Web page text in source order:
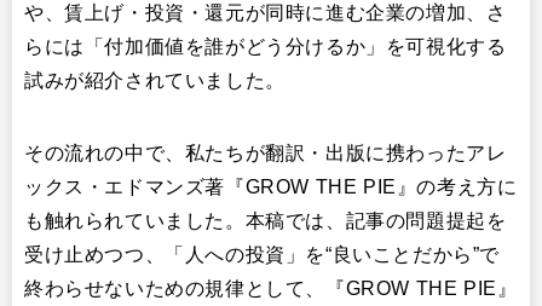
や、賃上げ・投資・還元が同時に進む企業の増加、さ
らには「付加価値を誰がどう分けるか」を可視化する
試みが紹介されていました。
その流れの中で、私たちが翻訳・出版に携わったアレ
ックス・エドマンズ著『GROW THE PIE』の考え方に
も触れられていました。本稿では、記事の問題提起を
受け止めつつ、「人への投資」を“良いことだから”で
終わらせないための規律として、『GROW THE PIE』